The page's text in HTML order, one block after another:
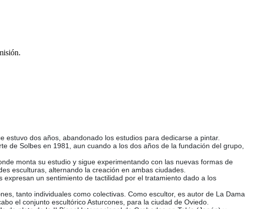
estuvo dos años, abandonado los estudios para dedicarse a pintar.
de Solbes en 1981, aun cuando a los dos años de la fundación del grupo,
monta su estudio y sigue experimentando con las nuevas formas de
esculturas, alternando la creación en ambas ciudades.
un sentimiento de tactilidad por el tratamiento dado a los
tanto individuales como colectivas. Como escultor, es autor de La Dama
el conjunto escultórico Asturcones, para la ciudad de Oviedo.